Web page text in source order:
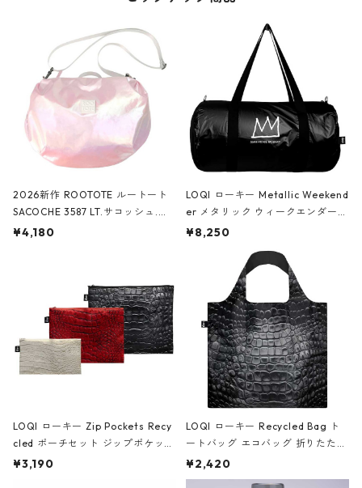
2026新作 ROOTOTE ルートート
SACOCHE 3587 LT.サコッシュ.ル
ミエ-B ショルダーバッグ グロスピ
¥4,180
LOQI ローキー Metallic Weekend
er メタリック ウィークエンダー
ボストンバッグ ショルダーバッグ
Black ジャン=ミッシェル・バスキ
ア/クラウン ブラック
¥8,250
LOQI ローキー Zip Pockets Recy
cled ポーチセット ジップポケット
ファスナーポーチ 撥水加工 トラベ
¥3,190
LOQI ローキー Recycled Bag ト
ートバッグ エコバッグ 折りたたみ
大きめ 撥水加工 収納ポーチ CRO
CODILE/Black クロコダイル/ブラ
¥2,420